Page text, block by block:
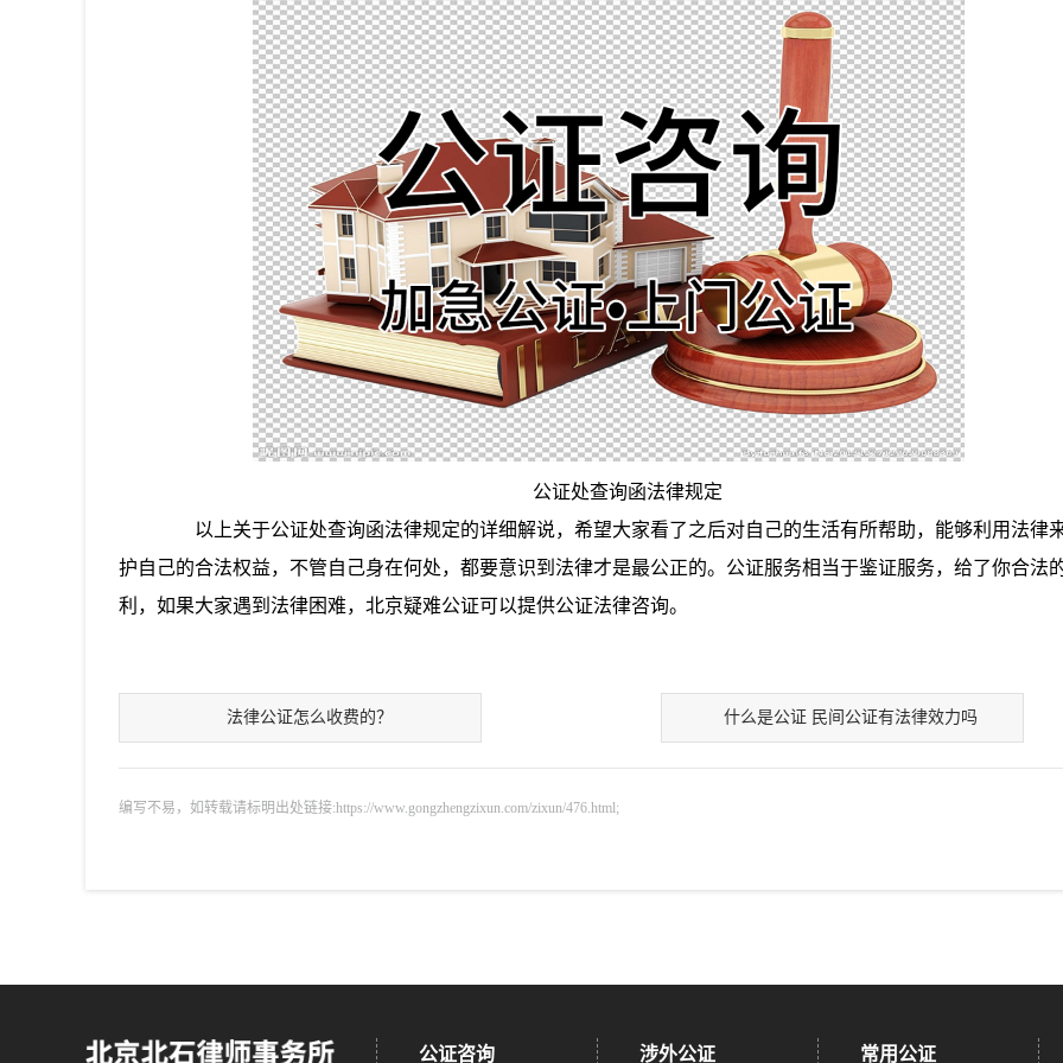
公证处查询函法律规定
以上关于公证处查询函法律规定的详细解说，希望大家看了之后对自己的生活有所帮助，能够利用法律
护自己的合法权益，不管自己身在何处，都要意识到法律才是最公正的。公证服务相当于鉴证服务，给了你合法
利，如果大家遇到法律困难，北京疑难公证可以提供公证法律咨询。
法律公证怎么收费的？ 什么是公证 民间公证有法律效力吗
编写不易，如转载请标明出处链接:https://www.gongzhengzixun.com/zixun/476.html;
公证咨询 涉外公证 常用公证